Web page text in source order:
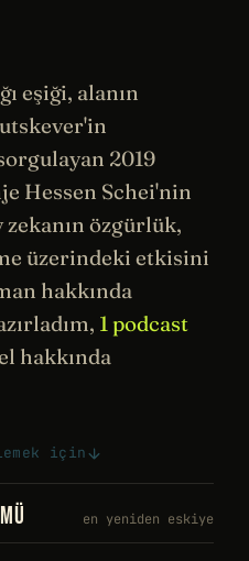
eşiği, alanın
2019
Hessen Schei'nin
özgürlük,
üzerindeki etkisini
hakkında
1 podcast
hakkında
için
en yeniden eskiye